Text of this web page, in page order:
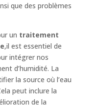
que des problèmes
un traitement
,il est essentiel de
intégrer nos
d’humidité. La
la source où l’eau
peut inclure la
de la